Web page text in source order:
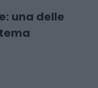
una delle